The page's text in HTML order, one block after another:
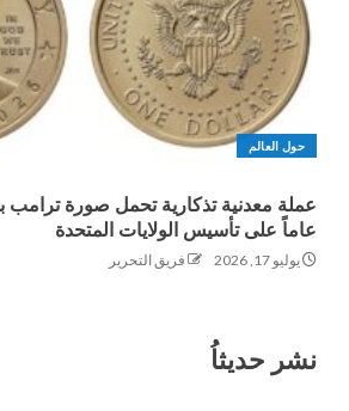
حول العالم
عاماً على تأسيس الولايات المتحدة
يوليو 17, 2026 فريق التحرير
نشر حديثاُ